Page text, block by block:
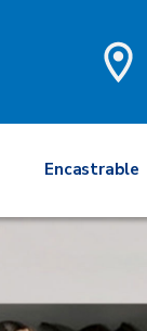
Encastrable